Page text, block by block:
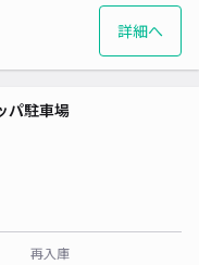
詳細へ
パ駐車場
再入庫